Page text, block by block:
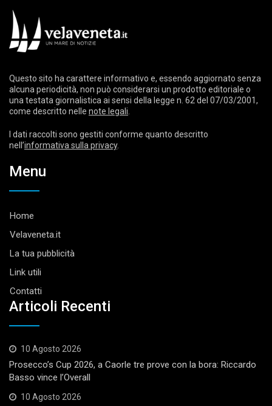
Questo sito ha carattere informativo e, essendo aggiornato senza
alcuna periodicità, non può considerarsi un prodotto editoriale o
una testata giornalistica ai sensi della legge n. 62 del 07/03/2001,
come descritto nelle note legali
I dati raccolti sono gestiti conforme quanto descritto
nell’informativa sulla privacy.
Menu
Home
Velaveneta.it
La tua pubblicità
Link utili
Contatti
Articoli Recenti
10 Agosto 2026
Prosecco’s Cup 2026, a Caorle tre prove con la bora: Riccardo
Basso vince l’Overall
10 Agosto 2026